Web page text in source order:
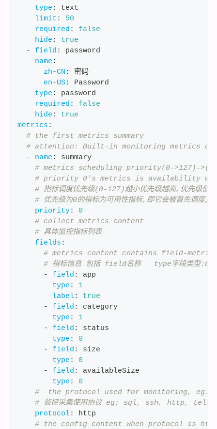
type :
text
limit :
50
required :
false
hide :
true
-
field :
password
name :
zh-CN :
密码
en-US:
Password
type :
password
required :
false
hide :
true
metrics :
# the first metrics summary
# attention: Built-in monitoring metrics
-
name :
summary
# metrics scheduling priority(0->127)-
# priority 0's metrics is availability
# 指标调度优先级(0-127)越小优先级越高,优先级低的
# 优先级为0的指标为可用性指标,即它会被首先调度,
priority:
0
# collect metrics content
# 具体监控指标列表
fields :
# metrics content contains field-
# 指标信息 包括 field名称   type字段类型
-
field :
app
type :
1
label:
true
-
field :
category
type :
1
-
field :
status
type :
0
-
field :
size
type :
0
-
field :
availableSize
type :
0
#  the protocol used for monitoring, eg:
# 监控采集使用协议 eg: sql, ssh, http, telnet,
protocol:
http
# the config content when protocol is